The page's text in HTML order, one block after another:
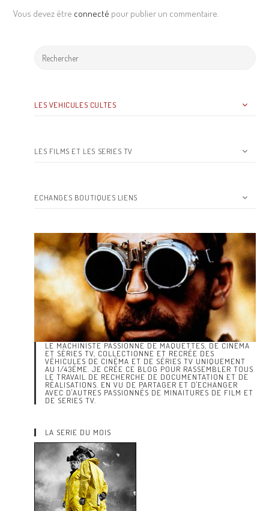
Vous devez être connecté pour publier un commentaire.
LES VEHICULES CULTES
LES FILMS ET LES SERIES TV
ECHANGES BOUTIQUES LIENS
LE MACHINISTE PASSIONNÉ DE MAQUETTES, DE CINÉMA
ET SÉRIES TV, COLLECTIONNE ET RECRÉE DES
VÉHICULES DE CINÉMA ET DE SÉRIES TV UNIQUEMENT
AU 1/43ÈME. JE CRÉE CE BLOG POUR RASSEMBLER TOUS
LE TRAVAIL DE RECHERCHE DE DOCUMENTATION ET DE
RÉALISATIONS. EN VU DE PARTAGER ET D'ECHANGER
AVEC D'AUTRES PASSIONNÉS DE MINAITURES DE FILM ET
DE SERIES TV.
LA SERIE DU MOIS